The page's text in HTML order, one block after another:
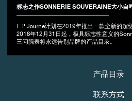
标志之作SONNERIE SOUVERAINE大小自
F.P.Journe计划在2019年推出一款全新的
2018年12月31日起，极具标志性意义的
三问腕表将永远告别品牌的产品目录。
产品目录
联系方式